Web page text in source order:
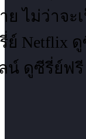
ย ไม่ว่าจะ
ย์ Netflix
น์ ดูซีรี่ย์ฟรี